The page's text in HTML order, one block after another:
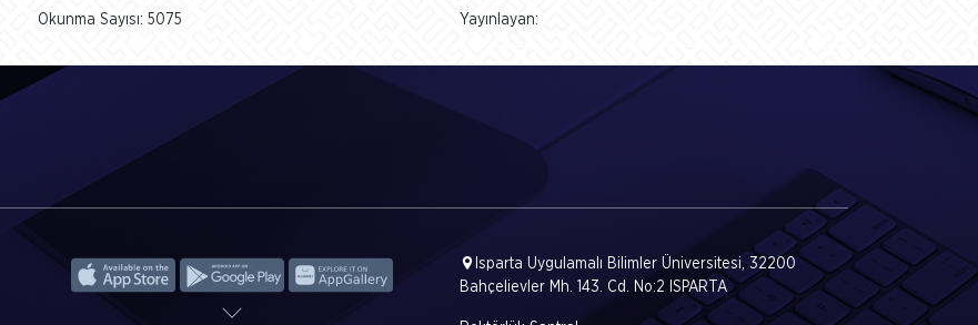
Okunma Sayısı: 5075 Yayınlayan:
Isparta Uygulamalı Bilimler Üniversitesi, 32200
Bahçelievler Mh. 143. Cd. No:2 ISPARTA